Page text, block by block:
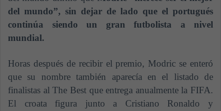
del mundo”, sin dejar de lado que el portugués
continúa siendo un gran futbolista a nivel
mundial.
Horas después de recibir el premio, Modric se enteró
que su nombre también aparecía en el listado de
finalistas al The Best que entrega anualmente la FIFA.
El croata figura junto a Cristiano Ronaldo y